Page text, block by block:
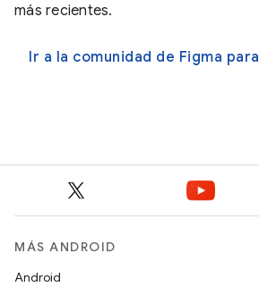
más recientes.
Ir a la comunidad de Figma
MÁS ANDROID
Android